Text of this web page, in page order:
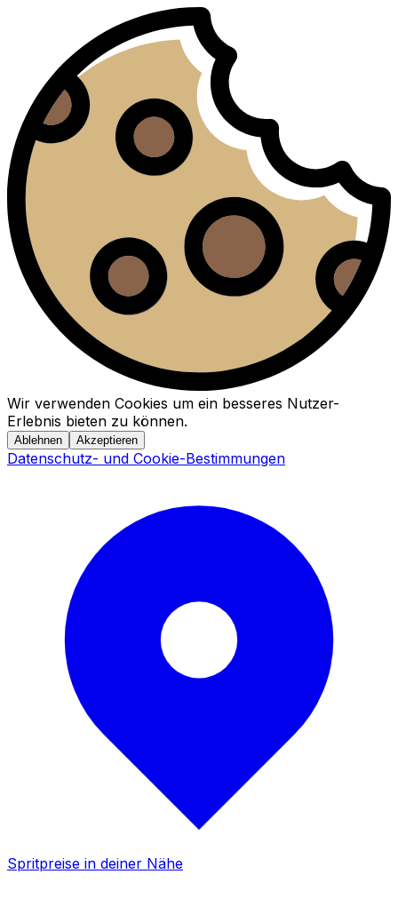
Wir verwenden Cookies um ein besseres Nutzer-
Erlebnis bieten zu können.
Ablehnen Akzeptieren
Datenschutz- und Cookie-Bestimmungen
Spritpreise in deiner Nähe